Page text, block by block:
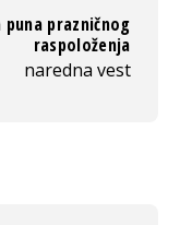
puna prazničnog
raspoloženja
naredna vest